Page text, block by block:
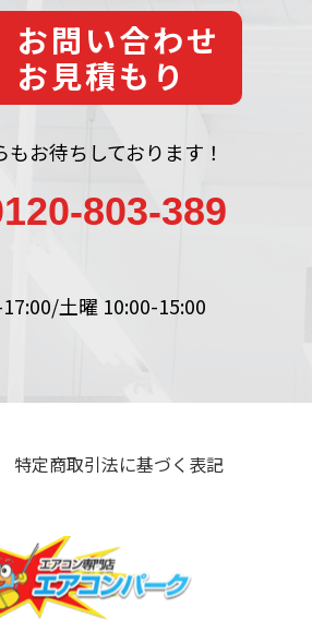
お問い合わせ
お見積もり
もお待ちしております！
803-389
土曜 10:00-15:00
特定商取引法に基づく表記